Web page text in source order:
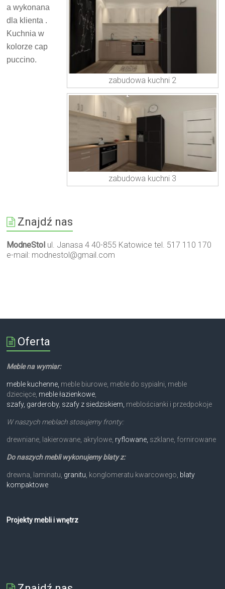
zabudowa kuchni 2
a wykonana
dla klienta .
Kuchnia w
kolorze cap
puccino.
zabudowa kuchni 3
Znajdź nas
ModneStol ul. Janasa 4 40-855 Katowice tel. 517 110 170
e-mail: modnestol@gmail.com
Oferta
Meble na wymiar:
meble kuchenne, meble biurowe, meble do sypialni, meble
dziecięce, meble łazienkowe,
szafy, garderoby, szafy z siedziskiem, meblościanki i przedpokoje
W naszych meblach stosujemy fronty:
drewniane, lakierowane, akrylowe, ryflowane, szklane, fornirowane
Do naszych mebli wykonujemy blaty z:
drewna, laminatu, granitu, konglomeratu kwarcowego, blaty
kompaktowe
Projekty mebli i wnętrz